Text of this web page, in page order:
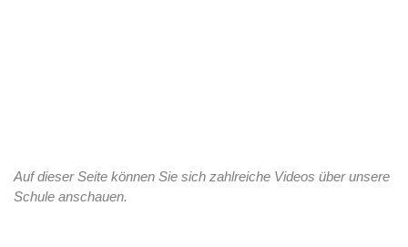
Auf dieser Seite können Sie sich zahlreiche Videos über unsere
Schule anschauen.